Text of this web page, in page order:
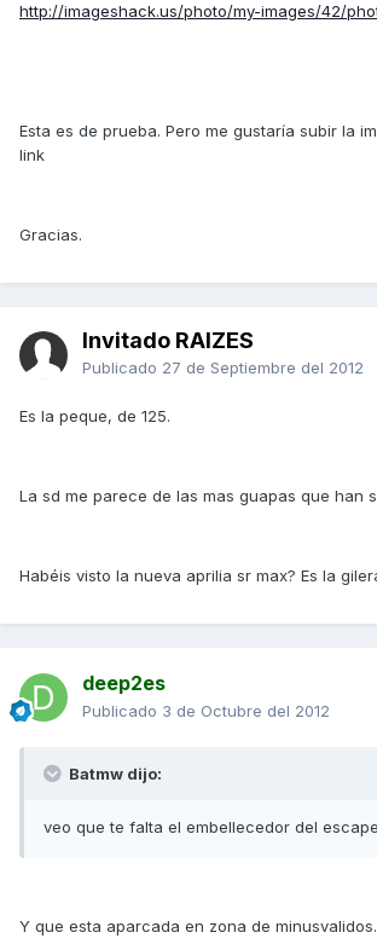
http://imageshack.us/photo/my-images/42/
Esta es de prueba. Pero me gustaría subir la
link
Gracias.
Invitado RAIZES
Publicado 27 de Septiembre del 2012
Es la peque, de 125.
La sd me parece de las mas guapas que han
Habéis visto la nueva aprilia sr max? Es la
deep2es
Publicado 3 de Octubre del 2012
Batmw dijo:
veo que te falta el embellecedor del escape
Y que esta aparcada en zona de